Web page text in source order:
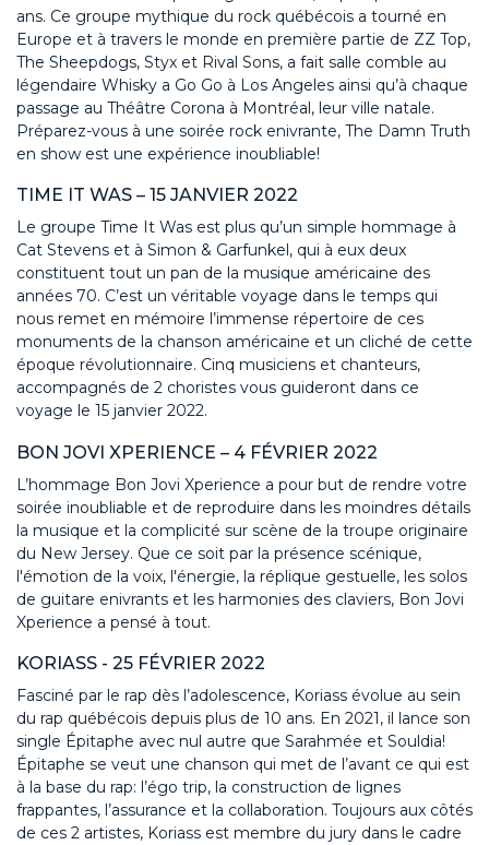
ans. Ce groupe mythique du rock québécois a tourné en
Europe et à travers le monde en première partie de ZZ Top,
The Sheepdogs, Styx et Rival Sons, a fait salle comble au
légendaire Whisky a Go Go à Los Angeles ainsi qu’à chaque
passage au Théâtre Corona à Montréal, leur ville natale.
Préparez-vous à une soirée rock enivrante, The Damn Truth
en show est une expérience inoubliable!
TIME IT WAS – 15 JANVIER 2022
Le groupe Time It Was est plus qu’un simple hommage à
Cat Stevens et à Simon & Garfunkel, qui à eux deux
constituent tout un pan de la musique américaine des
années 70. C’est un véritable voyage dans le temps qui
nous remet en mémoire l’immense répertoire de ces
monuments de la chanson américaine et un cliché de cette
époque révolutionnaire. Cinq musiciens et chanteurs,
accompagnés de 2 choristes vous guideront dans ce
voyage le 15 janvier 2022.
BON JOVI XPERIENCE – 4 FÉVRIER 2022
L’hommage Bon Jovi Xperience a pour but de rendre votre
soirée inoubliable et de reproduire dans les moindres détails
la musique et la complicité sur scène de la troupe originaire
du New Jersey. Que ce soit par la présence scénique,
l'émotion de la voix, l'énergie, la réplique gestuelle, les solos
de guitare enivrants et les harmonies des claviers, Bon Jovi
Xperience a pensé à tout.
KORIASS - 25 FÉVRIER 2022
Fasciné par le rap dès l’adolescence, Koriass évolue au sein
du rap québécois depuis plus de 10 ans. En 2021, il lance son
single Épitaphe avec nul autre que Sarahmée et Souldia!
Épitaphe se veut une chanson qui met de l’avant ce qui est
à la base du rap: l’égo trip, la construction de lignes
frappantes, l’assurance et la collaboration. Toujours aux côtés
de ces 2 artistes, Koriass est membre du jury dans le cadre